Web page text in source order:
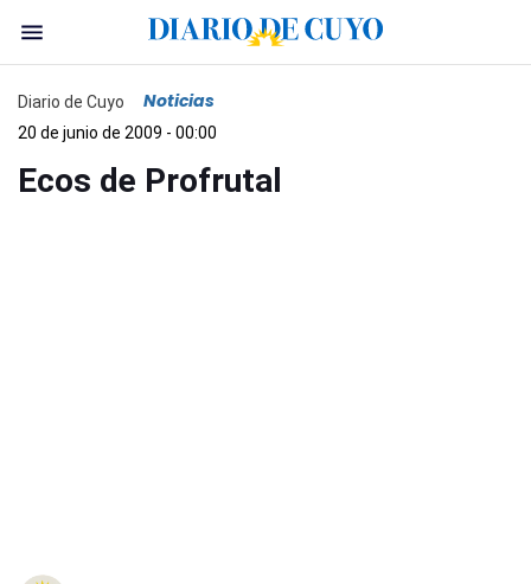
Diario de Cuyo Noticias
20 de junio de 2009 - 00:00
Ecos de Profrutal